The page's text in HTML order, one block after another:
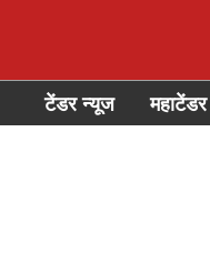
टेंडर न्यूज महाटेंडर